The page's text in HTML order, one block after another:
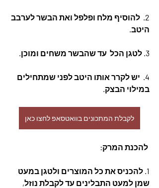
2.  להוסיף מלח ופלפל ואת הבשר לערבב
היטב.
3. לטגן הכל  עד שהבשר משחים ומוכן.
4.  יש לקרר אותו היטב לפני שמתחילים
במילוי הבצק.
לקבלת המתכונים בוואטסאפ לחצו כאן
1. להכניס את כל המוצרים ולטגן במעט
שמן למעט התבלינים עד לקבלת נוזל,